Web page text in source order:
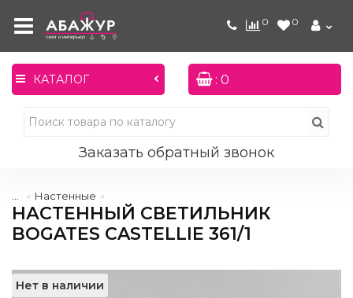
0 0
КАТАЛОГ : 0
Заказать обратный звонок
Настенные
НАСТЕННЫЙ СВЕТИЛЬНИК
BOGATES CASTELLIE 361/1
Нет в наличии